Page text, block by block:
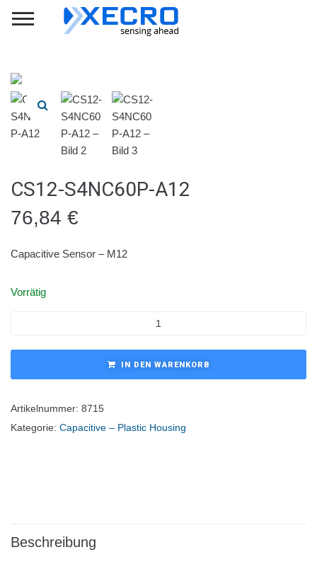
CS12-S4NC60P-A12
76,84 €
Capacitive Sensor – M12
Vorrätig
IN DEN WARENKORB
Artikelnummer: 8715
Kategorie: Capacitive – Plastic Housing
Beschreibung